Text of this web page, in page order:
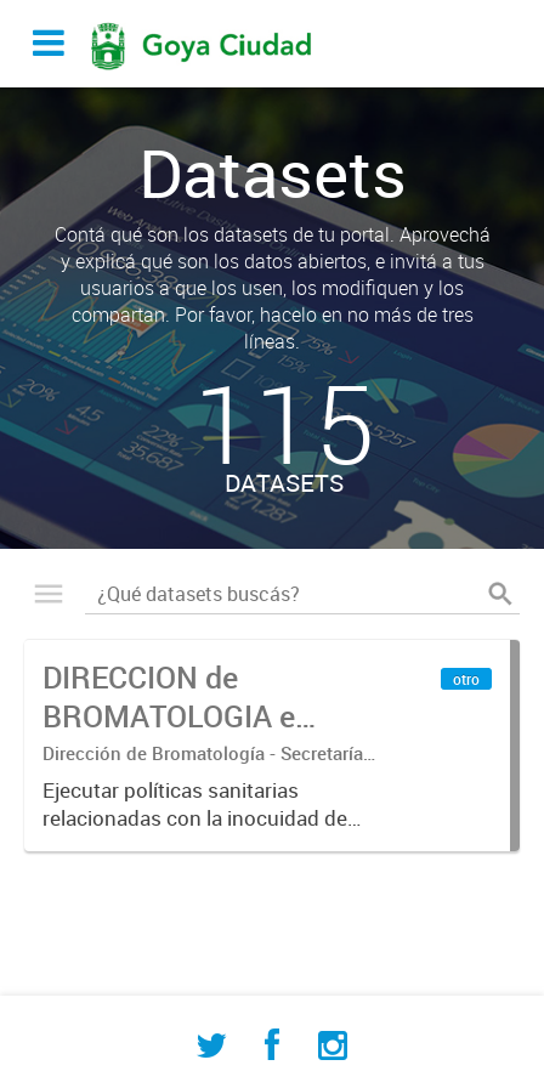
Datasets
Contá qué son los datasets de tu portal. Aprovechá
y explicá qué son los datos abiertos, e invitá a tus
usuarios a que los usen, los modifiquen y los
compartan. Por favor, hacelo en no más de tres
líneas.
115
DATASETS
DIRECCION de
BROMATOLOGIA e
HIGIENE – SECRETARIA
de DESARROLLO
HUMANO y
Dirección de Bromatología - Secretaría
de Desarrollo Humano y Promoción
Social - Departamento Municipal de
Estadísticas
Ejecutar políticas sanitarias
relacionadas con la inocuidad de
los alimentos. Promover la
otro